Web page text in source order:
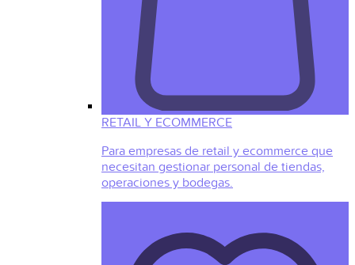
RETAIL Y ECOMMERCE
Para empresas de retail y ecommerce que
necesitan gestionar personal de tiendas,
operaciones y bodegas.